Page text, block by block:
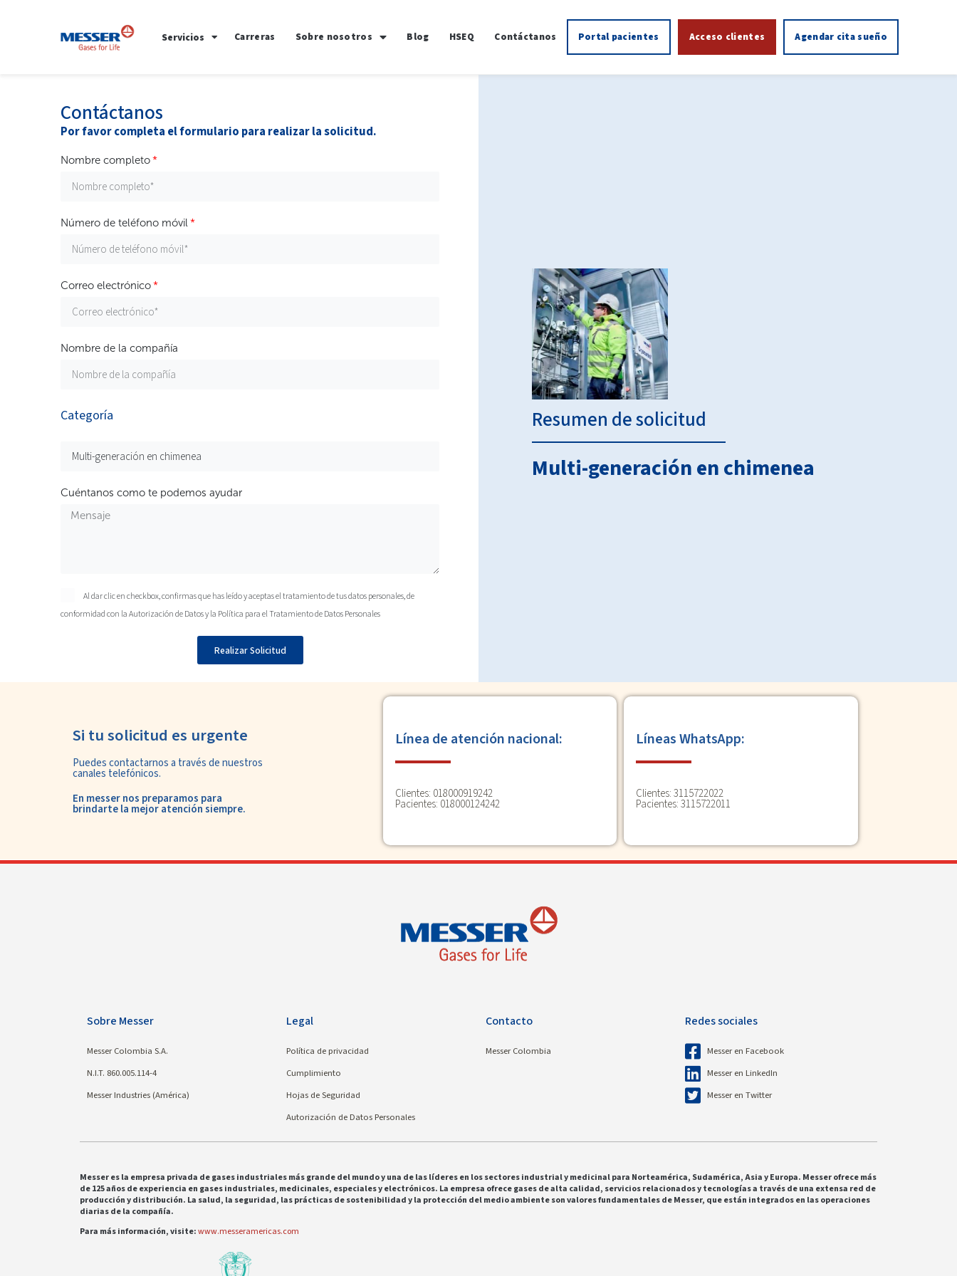
Servicios Carreras Sobre nosotros Blog HSEQ Contáctanos Portal pacientes Acceso clientes Agendar cita sueño
Contáctanos
Por favor completa el formulario para realizar la solicitud.
Nombre completo
Número de teléfono móvil
Correo electrónico
Nombre de la compañía
Categoría
Cuéntanos como te podemos ayudar
Al dar clic en checkbox, confirmas que has leído y aceptas el tratamiento de tus datos personales, de
conformidad con laAutorización de Datosy la Política para el Tratamiento de Datos Personales
Realizar Solicitud
Resumen de solicitud
Multi-generación en chimenea
Si tu solicitud es urgente
Puedes contactarnos a través de nuestros
canales telefónicos.
En messer nos preparamos para
brindarte la mejor atención siempre.
Línea de atención nacional:
Clientes: 018000919242
Pacientes: 018000124242
Líneas WhatsApp:
Clientes:3115722022
Pacientes:3115722011
Sobre Messer
Messer Colombia S.A.
N.I.T. 860.005.114-4
Messer Industries (América)
Legal
Política de privacidad
Cumplimiento
Hojas de Seguridad
Autorización de Datos Personales
Contacto
Messer Colombia
Redes sociales
Messer en Facebook
Messer en LinkedIn
Messer en Twitter
Messer es la empresa privada de gases industriales más grande del mundo y una de las líderes en los sectores industrial y medicinal para Norteamérica, Sudamérica, Asia y Europa. Messer ofrece más
de 125 años de experiencia en gases industriales, medicinales, especiales y electrónicos. La empresa ofrece gases de alta calidad, servicios relacionados y tecnologías a través de una extensa red de
producción y distribución. La salud, la seguridad, las prácticas de sostenibilidad y la protección del medio ambiente son valores fundamentales de Messer, que están integrados en las operaciones
diarias de la compañía.
Para más información, visite:www.messeramericas.com